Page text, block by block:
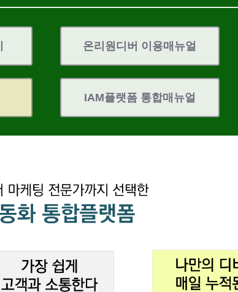
온리원디버 이용매뉴얼
IAM플랫폼 통합매뉴얼